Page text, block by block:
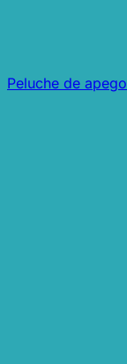
Peluche de apego